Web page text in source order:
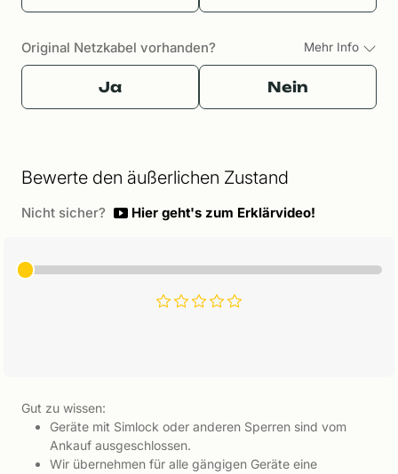
Original Netzkabel vorhanden? Mehr Info
Ja Nein
Bewerte den äußerlichen Zustand
Nicht sicher? Hier geht's zum Erklärvideo!
Gut zu wissen:
Geräte mit Simlock oder anderen Sperren sind vom
Ankauf ausgeschlossen.
Wir übernehmen für alle gängigen Geräte eine